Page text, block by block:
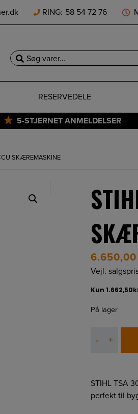
RING: 58 54 72 76
Søg
RESERVEDELE
5-STJERNET ANMELDELSER
SKÆREMASKINE
6.650,00
Vejl.
På lager
-
TSA
antal
+
STIHL TSA
perfekt til